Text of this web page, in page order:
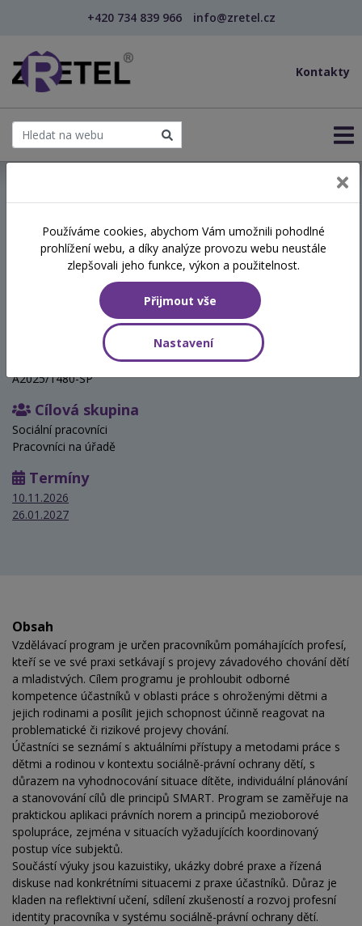
+420 734 839 966 info@zretel.cz
Kontakty
Závadové chování dětí
Hodinová dotace
8 vyučovacích hodin
Číslo akreditace
A2025/1480-SP
Cílová skupina
Sociální pracovníci
Pracovníci na úřadě
Termíny
10.11.2026
26.01.2027
Obsah
Vzdělávací program je určen pracovníkům pomáhajících profesí,
kteří se ve své praxi setkávají s projevy závadového chování dětí
a mladistvých. Cílem programu je prohloubit odborné
kompetence účastníků v oblasti práce s ohroženými dětmi a
jejich rodinami a posílit jejich schopnost účinně reagovat na
problematické či rizikové projevy chování.
Účastníci se seznámí s aktuálními přístupy a metodami práce s
dětmi a rodinou v kontextu sociálně-právní ochrany dětí, s
důrazem na vyhodnocování situace dítěte, individuální plánování
a stanovování cílů dle principů SMART. Program se zaměřuje na
praktickou aplikaci právních norem a principů mezioborové
spolupráce, zejména v situacích vyžadujících koordinovaný
postup více subjektů.
Součástí výuky jsou kazuistiky, ukázky dobré praxe a řízená
diskuse nad konkrétními situacemi z praxe účastníků. Důraz je
kladen na reflektivní učení, sdílení zkušeností a rozvoj profesní
identity pracovníka v systému sociálně-právní ochrany dětí.
Používáme cookies, abychom Vám umožnili pohodlné
prohlížení webu, a díky analýze provozu webu neustále
zlepšovali jeho funkce, výkon a použitelnost.
Přijmout vše
Nastavení